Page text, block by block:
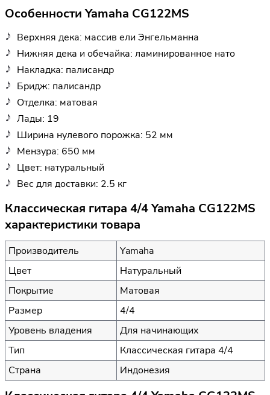
Особенности Yamaha CG122MS
Верхняя дека: массив ели Энгельманна
Нижняя дека и обечайка: ламинированное нато
Накладка: палисандр
Бридж: палисандр
Отделка: матовая
Лады: 19
Ширина нулевого порожка: 52 мм
Мензура: 650 мм
Цвет: натуральный
Вес для доставки: 2.5 кг
Классическая гитара 4/4 Yamaha CG122MS
характеристики товара
Производитель
Yamaha
Цвет
Натуральный
Покрытие
Матовая
Размер
4/4
Уровень владения
Для начинающих
Тип
Классическая гитара 4/4
Страна
Индонезия